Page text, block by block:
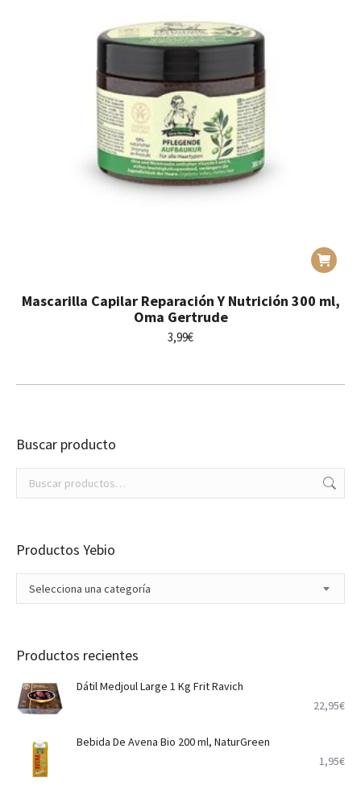
Mascarilla Capilar Reparación Y Nutrición 300 ml,
Oma Gertrude
3,99€
Buscar producto
Productos Yebio
Selecciona una categoría
Productos recientes
Dátil Medjoul Large 1 Kg Frit Ravich
22,95€
Bebida De Avena Bio 200 ml, NaturGreen
1,95€